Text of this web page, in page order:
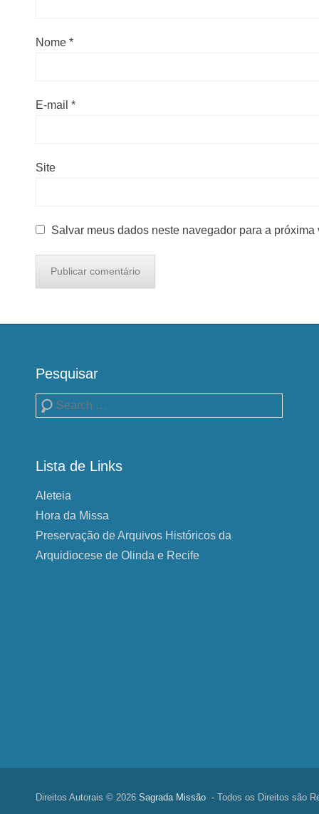
Nome *
E-mail *
Site
Salvar meus dados neste navegador para a próxima
Pesquisar
Pesquisa
Lista de Links
Aleteia
Hora da Missa
Preservação de Arquivos Históricos da
Arquidiocese de Olinda e Recife
Direitos Autorais © 2026 Sagrada Missão - Todos os Direitos são